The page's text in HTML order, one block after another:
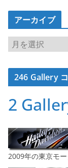
アーカイブ
ア
ー
カ
イ246 Gallery
2
2009年の東京モ